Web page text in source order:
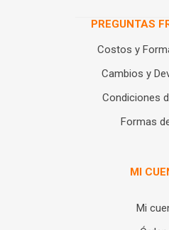
PREGUNTAS
Costos y
Cambios y
Condiciones
Formas
MI
Mi